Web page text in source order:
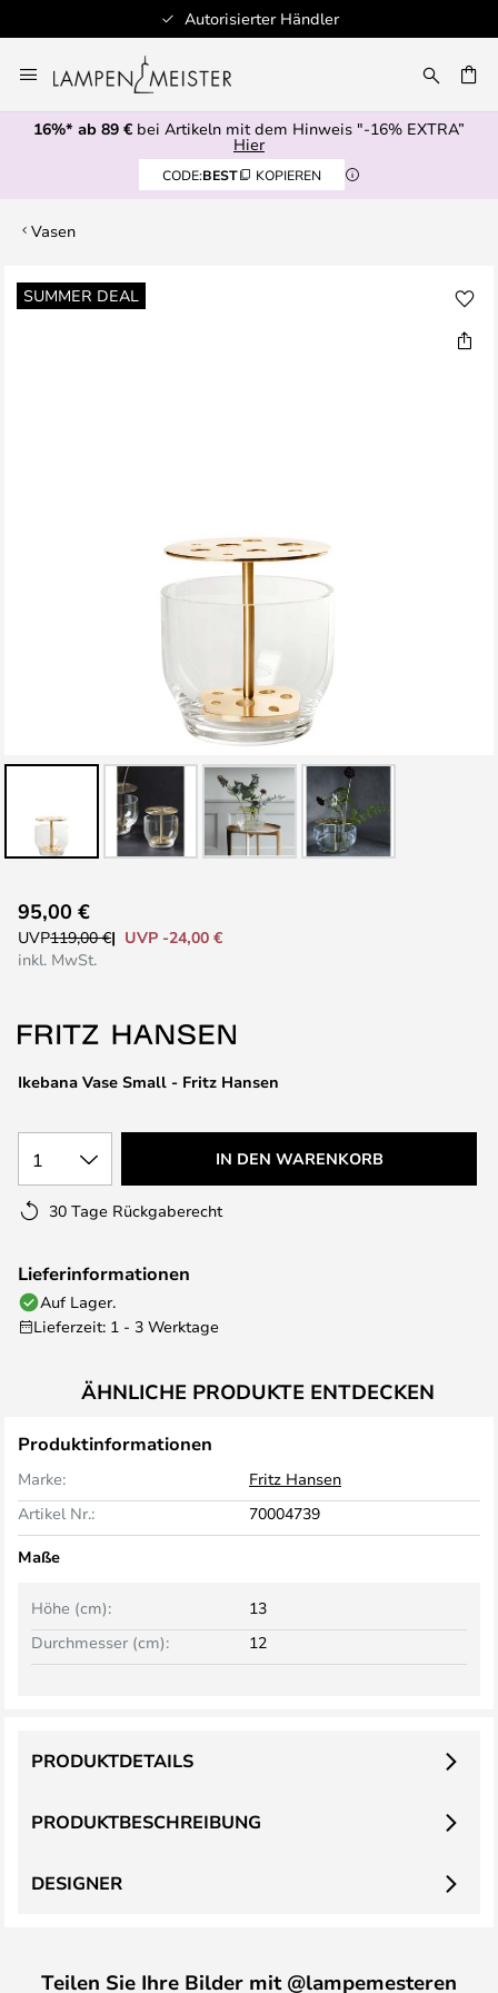
Autorisierter Händler
Inhalt
springen
16%* ab 89 € bei Artikeln mit dem Hinweis "-16% EXTRA”
Hier
CODE:BEST KOPIEREN
Vasen
SUMMER DEAL
Zum
Ende
Anfang
der
Ikebana Vase Small - Fritz Hansen
95,00 €
UVP119,00 €
UVP -24,00 €
inkl. MwSt.
1 IN DEN WARENKORB
30 Tage Rückgaberecht
Lieferinformationen
Auf Lager.
Lieferzeit: 1 - 3 Werktage
ÄHNLICHE PRODUKTE ENTDECKEN
Produktinformationen
Marke:
Fritz Hansen
Artikel Nr.:
70004739
Maße
Höhe (cm):
13
Durchmesser (cm):
12
PRODUKTBESCHREIBUNG
PRODUKTDETAILS
DESIGNER
Teilen Sie Ihre Bilder mit @lampemesteren